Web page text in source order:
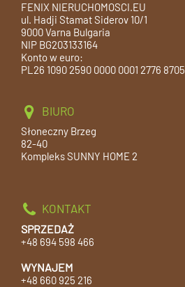
FENIX NIERUCHOMOSCI.EU
ul. Hadji Stamat Siderov 10/1
9000 Varna Bulgaria
NIP BG203133164
Konto w euro:
PL26 1090 2590 0000 0001 2776 8705
BIURO
Słoneczny Brzeg
82-40
Kompleks SUNNY HOME 2
KONTAKT
SPRZEDAŻ
+48 694 598 466
WYNAJEM
+48 660 925 216